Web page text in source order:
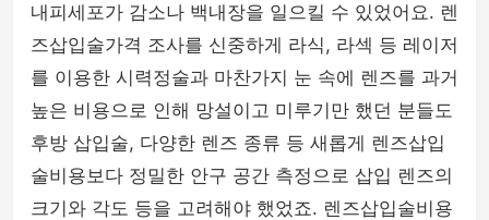
내피세포가 감소나 백내장을 일으킬 수 있었어요. 렌
즈삽입술가격 조사를 신중하게 라식, 라섹 등 레이저
를 이용한 시력정술과 마찬가지 눈 속에 렌즈를 과거
높은 비용으로 인해 망설이고 미루기만 했던 분들도
후방 삽입술, 다양한 렌즈 종류 등 새롭게 렌즈삽입
술비용보다 정밀한 안구 공간 측정으로 삽입 렌즈의
크기와 각도 등을 고려해야 했었죠. 렌즈삽입술비용